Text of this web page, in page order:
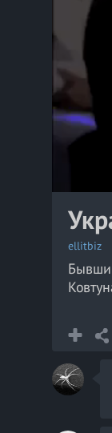
ellitbiz
его
Во